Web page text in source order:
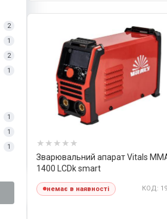
2
1
2
1
1
1
1
Зварювальний апарат Vitals
1400 LCDk smart
немає в наявності КОД: